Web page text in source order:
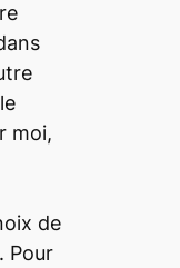
moi,
de
Pour